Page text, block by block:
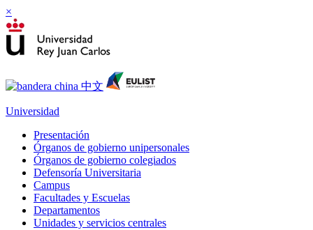
×
Universidad
Presentación
Órganos de gobierno unipersonales
Órganos de gobierno colegiados
Defensoría Universitaria
Campus
Facultades y Escuelas
Departamentos
Unidades y servicios centrales